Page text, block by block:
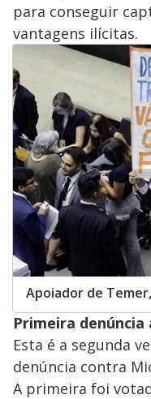
para conseguir
vantagens ilícitas.
Apoiador de
Primeira denúncia
Esta é a segunda
denúncia contra
A primeira foi